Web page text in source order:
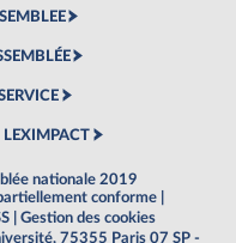
nationale 2019
conforme
Gestion des cookies
75355 Paris 07 SP -